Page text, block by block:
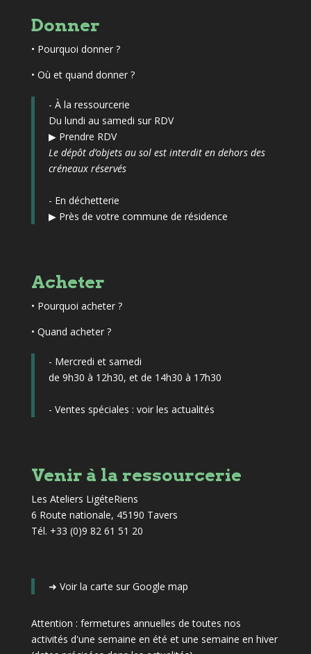
Donner
• Pourquoi donner ?
• Où et quand donner ?
- À la ressourcerie
Du lundi au samedi sur RDV
▶ Prendre RDV
Le dépôt d’objets au sol est interdit en dehors des
créneaux réservés
- En déchetterie
▶ Près de votre commune de résidence
Acheter
• Pourquoi acheter ?
• Quand acheter ?
- Mercredi et samedi
de 9h30 à 12h30, et de 14h30 à 17h30
- Ventes spéciales : voir les actualités
Venir à la ressourcerie
Les Ateliers LigéteRiens
6 Route nationale, 45190 Tavers
Tél. +33 (0)9 82 61 51 20
➜ Voir la carte sur Google map
Attention : fermetures annuelles de toutes nos
activités d'une semaine en été et une semaine en hiver